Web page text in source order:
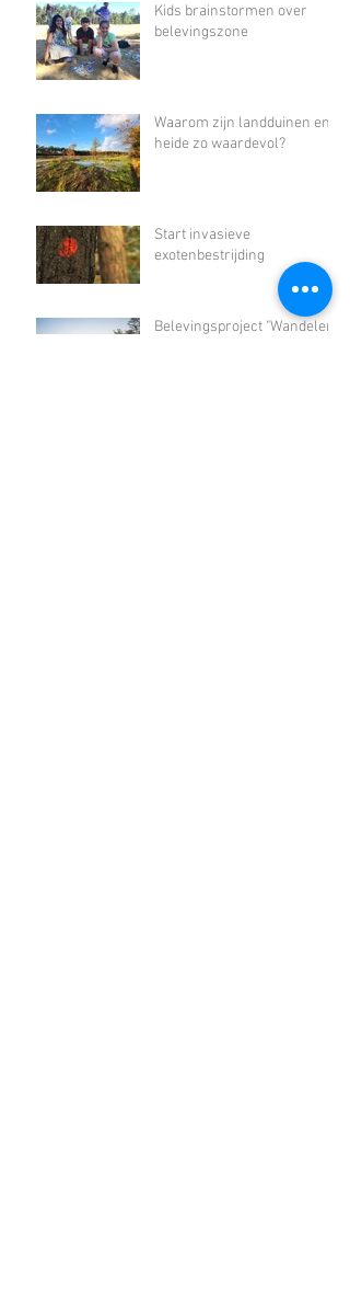
Kids brainstormen over
belevingszone
Waarom zijn landduinen en
heide zo waardevol?
Start invasieve
exotenbestrijding
Belevingsproject "Wandelen